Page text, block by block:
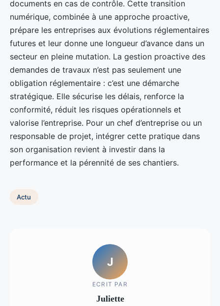
documents en cas de contrôle. Cette transition
numérique, combinée à une approche proactive,
prépare les entreprises aux évolutions réglementaires
futures et leur donne une longueur d’avance dans un
secteur en pleine mutation. La gestion proactive des
demandes de travaux n’est pas seulement une
obligation réglementaire : c’est une démarche
stratégique. Elle sécurise les délais, renforce la
conformité, réduit les risques opérationnels et
valorise l’entreprise. Pour un chef d’entreprise ou un
responsable de projet, intégrer cette pratique dans
son organisation revient à investir dans la
performance et la pérennité de ses chantiers.
Actu
J
ECRIT PAR
Juliette